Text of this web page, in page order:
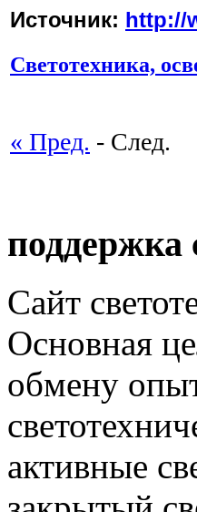
Источник: http://
Светотехника,
« Пред. - След.
поддержка
Сайт
Основная
обмену
активные